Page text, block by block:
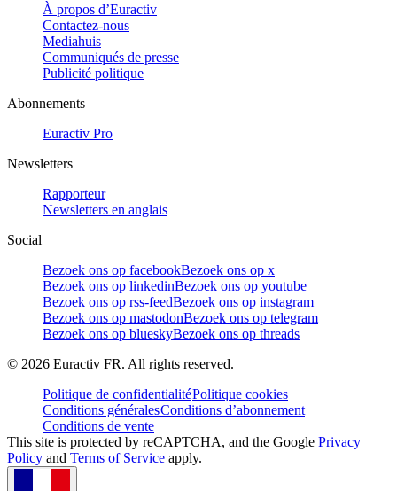
À propos d’Euractiv
Contactez-nous
Mediahuis
Communiqués de presse
Publicité politique
Abonnements
Euractiv Pro
Newsletters
Rapporteur
Newsletters en anglais
Social
Bezoek ons op facebookBezoek ons op x
Bezoek ons op linkedinBezoek ons op youtube
Bezoek ons op rss-feedBezoek ons op instagram
Bezoek ons op mastodonBezoek ons op telegram
Bezoek ons op blueskyBezoek ons op threads
© 2026 Euractiv FR. All rights reserved.
Politique de confidentialitéPolitique cookies
Conditions généralesConditions d’abonnement
Conditions de vente
This site is protected by reCAPTCHA, and the Google Privacy
Policy and Terms of Service apply.